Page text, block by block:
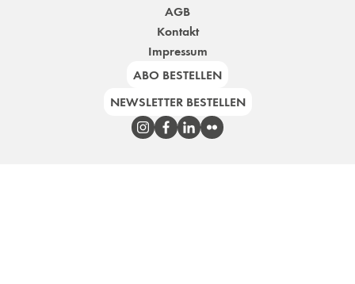
AGB
Kontakt
Impressum
ABO BESTELLEN
NEWSLETTER BESTELLEN